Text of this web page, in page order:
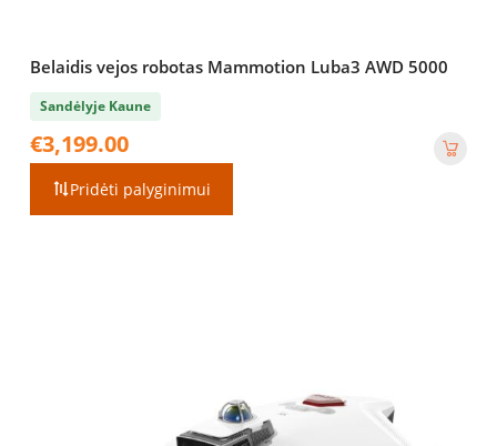
Belaidis vejos robotas Mammotion Luba3 AWD 5000
Sandėlyje Kaune
€3,199.00
Pridėti palyginimui